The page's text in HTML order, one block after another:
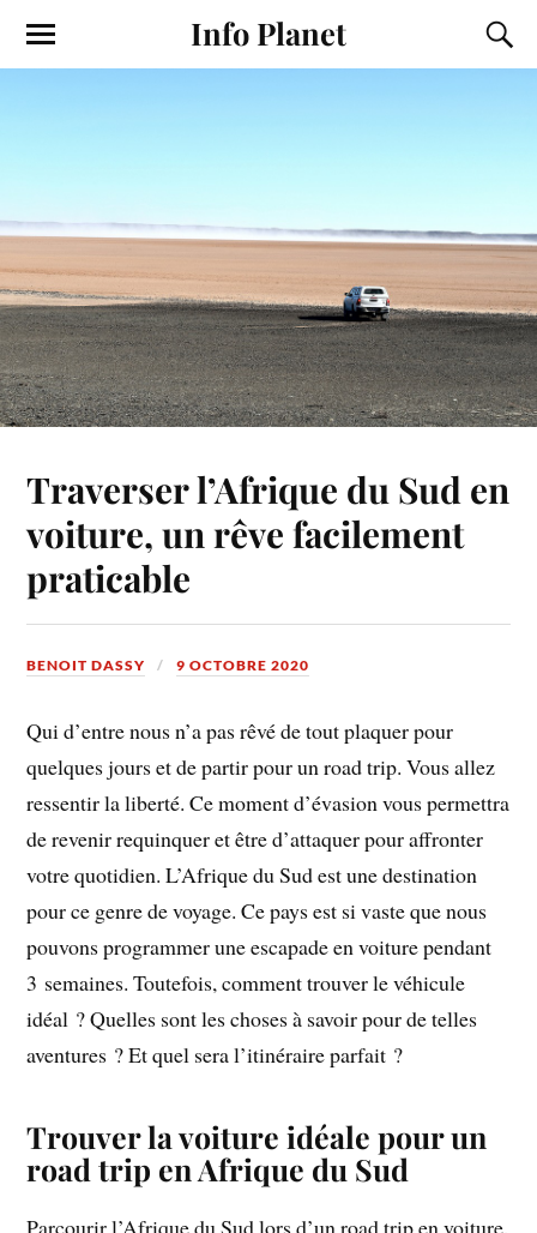
Info Planet
Traverser l’Afrique du Sud en
voiture, un rêve facilement
praticable
BENOIT DASSY 9 OCTOBRE 2020
Qui d’entre nous n’a pas rêvé de tout plaquer pour
quelques jours et de partir pour un road trip. Vous allez
ressentir la liberté. Ce moment d’évasion vous permettra
de revenir requinquer et être d’attaquer pour affronter
votre quotidien. L’Afrique du Sud est une destination
pour ce genre de voyage. Ce pays est si vaste que nous
pouvons programmer une escapade en voiture pendant
3 semaines. Toutefois, comment trouver le véhicule
idéal ? Quelles sont les choses à savoir pour de telles
aventures ? Et quel sera l’itinéraire parfait ?
Trouver la voiture idéale pour un
road trip en Afrique du Sud